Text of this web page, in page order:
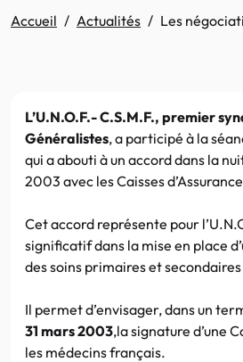
Accueil Actualités Les
L’U.N.O.F.- C.S.M.F., premier
Généralistes, a participé à la
qui a abouti à un accord dans la
2003 avec les Caisses
Cet accord représente pour
significatif dans la mise en place
des soins primaires et
Il permet d’envisager, dans un
31 mars 2003,la signature d’une
les médecins français.